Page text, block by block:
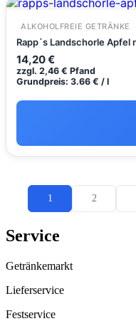
ALKOHOLFREIE GETRÄNKE
Rapp`s Landschorle Apfel
14,20€
zzgl. 2,46 € Pfand
Grundpreis: 3.66 € / l
1 2
Service
Getränkemarkt
Lieferservice
Festservice